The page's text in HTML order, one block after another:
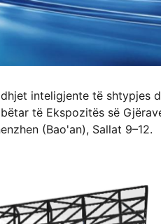
inteligjente të shtypjes
të Ekspozitës së
(Bao'an), Sallat 9–12.